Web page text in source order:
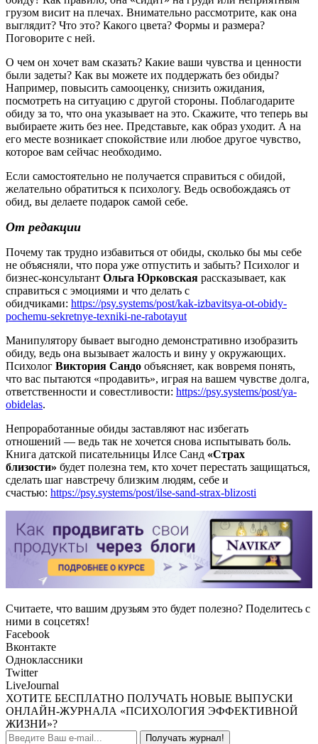
грузом висит на плечах. Внимательно рассмотрите, как она
выглядит? Что это? Какого цвета? Формы и размера?
Поговорите с ней.
О чем он хочет вам сказать? Какие ваши чувства и ценности
были задеты? Как вы можете их поддержать без обиды?
Например, повысить самооценку, снизить ожидания,
посмотреть на ситуацию с другой стороны. Поблагодарите
обиду за то, что она указывает на это. Скажите, что теперь вы
выбираете жить без нее. Представьте, как образ уходит. А на
его месте возникает спокойствие или любое другое чувство,
которое вам сейчас необходимо.
Если самостоятельно не получается справиться с обидой,
желательно обратиться к психологу. Ведь освобождаясь от
обид, вы делаете подарок самой себе.
От редакции
Почему так трудно избавиться от обиды, сколько бы мы себе
не объясняли, что пора уже отпустить и забыть? Психолог и
бизнес-консультант Ольга Юрковская рассказывает, как
справиться с эмоциями и что делать с
обидчиками: https://psy.systems/post/kak-izbavitsya-ot-obidy-
pochemu-sekretnye-texniki-ne-rabotayut
Манипулятору бывает выгодно демонстративно изобразить
обиду, ведь она вызывает жалость и вину у окружающих.
Психолог Виктория Сандо объясняет, как вовремя понять,
что вас пытаются «продавить», играя на вашем чувстве долга,
ответственности и совестливости: https://psy.systems/post/ya-
obidelas.
Непроработанные обиды заставляют нас избегать
отношений — ведь так не хочется снова испытывать боль.
Книга датской писательницы Илсе Санд «Страх
близости» будет полезна тем, кто хочет перестать защищаться,
сделать шаг навстречу близким людям, себе и
счастью: https://psy.systems/post/ilse-sand-strax-blizosti
Считаете, что вашим друзьям это будет полезно? Поделитесь с
ними в соцсетях!
Facebook
Вконтакте
Одноклассники
Twitter
LiveJournal
ХОТИТЕ БЕСПЛАТНО ПОЛУЧАТЬ НОВЫЕ ВЫПУСКИ
ОНЛАЙН-ЖУРНАЛА «ПСИХОЛОГИЯ ЭФФЕКТИВНОЙ
ЖИЗНИ»?
Получать журнал!